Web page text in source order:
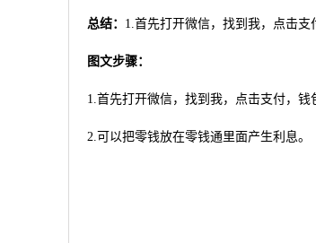
总结： 1.首先打开微信，找到我，点击支
图文步骤：
1.首先打开微信，找到我，点击支付，钱
2.可以把零钱放在零钱通里面产生利息。